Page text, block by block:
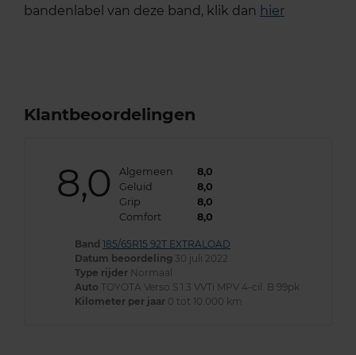
bandenlabel van deze band, klik dan hier
Klantbeoordelingen
8,0 Algemeen
8,0
Geluid
8,0
Grip
8,0
Comfort
8,0
Band 185/65R15 92T EXTRALOAD
Datum beoordeling 30 juli 2022
Type rijder Normaal
Auto TOYOTA Verso S 1.3 VVTi MPV 4-cil. B 99pk
Kilometer per jaar 0 tot 10.000 km